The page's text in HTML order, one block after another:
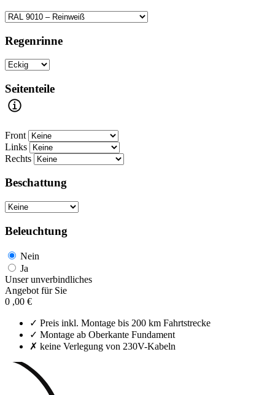
Regenrinne
Seitenteile
Front
Links
Rechts
Beschattung
Beleuchtung
Nein
Ja
Unser unverbindliches
Angebot für Sie
0 ,00 €
✓ Preis inkl. Montage bis 200 km Fahrtstrecke
✓ Montage ab Oberkante Fundament
✗ keine Verlegung von 230V-Kabeln